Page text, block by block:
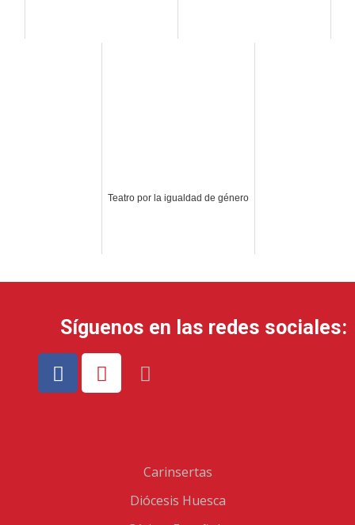
Teatro por la igualdad de género
Síguenos en las redes sociales:
Carinsertas
Diócesis Huesca